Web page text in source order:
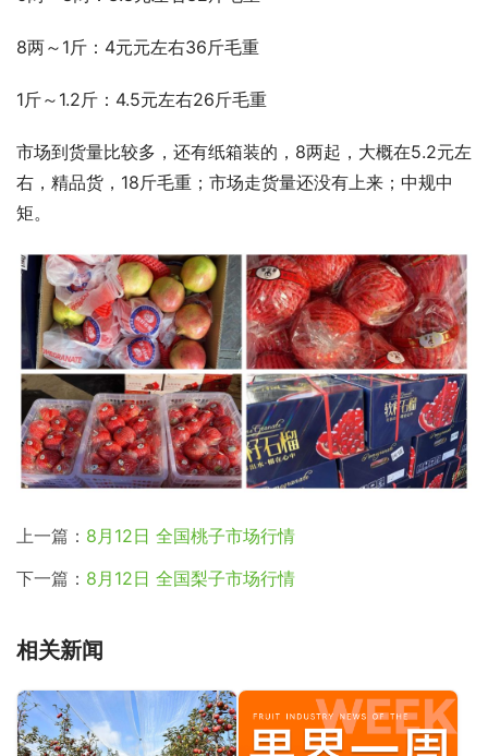
8两～1斤：4元元左右36斤毛重
1斤～1.2斤：4.5元左右26斤毛重
市场到货量比较多，还有纸箱装的，8两起，大概在5.2元左
右，精品货，18斤毛重；市场走货量还没有上来；中规中
矩。
上一篇： 8月12日 全国桃子市场行情
下一篇： 8月12日 全国梨子市场行情
相关新闻